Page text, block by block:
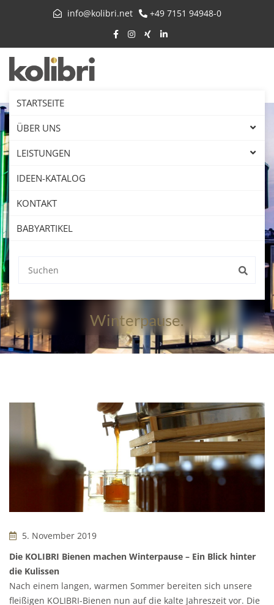
info@kolibri.net +49 7151 94948-0
STARTSEITE
ÜBER UNS
LEISTUNGEN
IDEEN-KATALOG
KONTAKT
BABYARTIKEL
Winterpause.
5. November 2019
Die KOLIBRI Bienen machen Winterpause – Ein Blick hinter
die Kulissen
Nach einem langen, warmen Sommer bereiten sich unsere
fleißigen KOLIBRI-Bienen nun auf die kalte Jahreszeit vor. Die